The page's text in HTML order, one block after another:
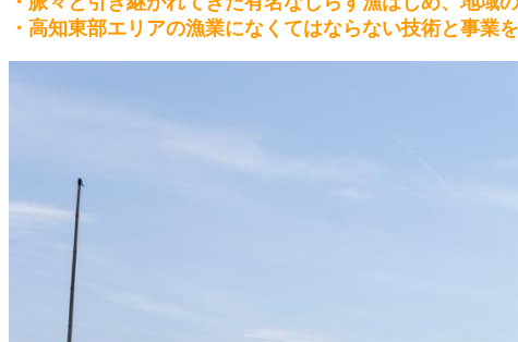
・高知東部エリアの漁業になくてはならない技術と事業